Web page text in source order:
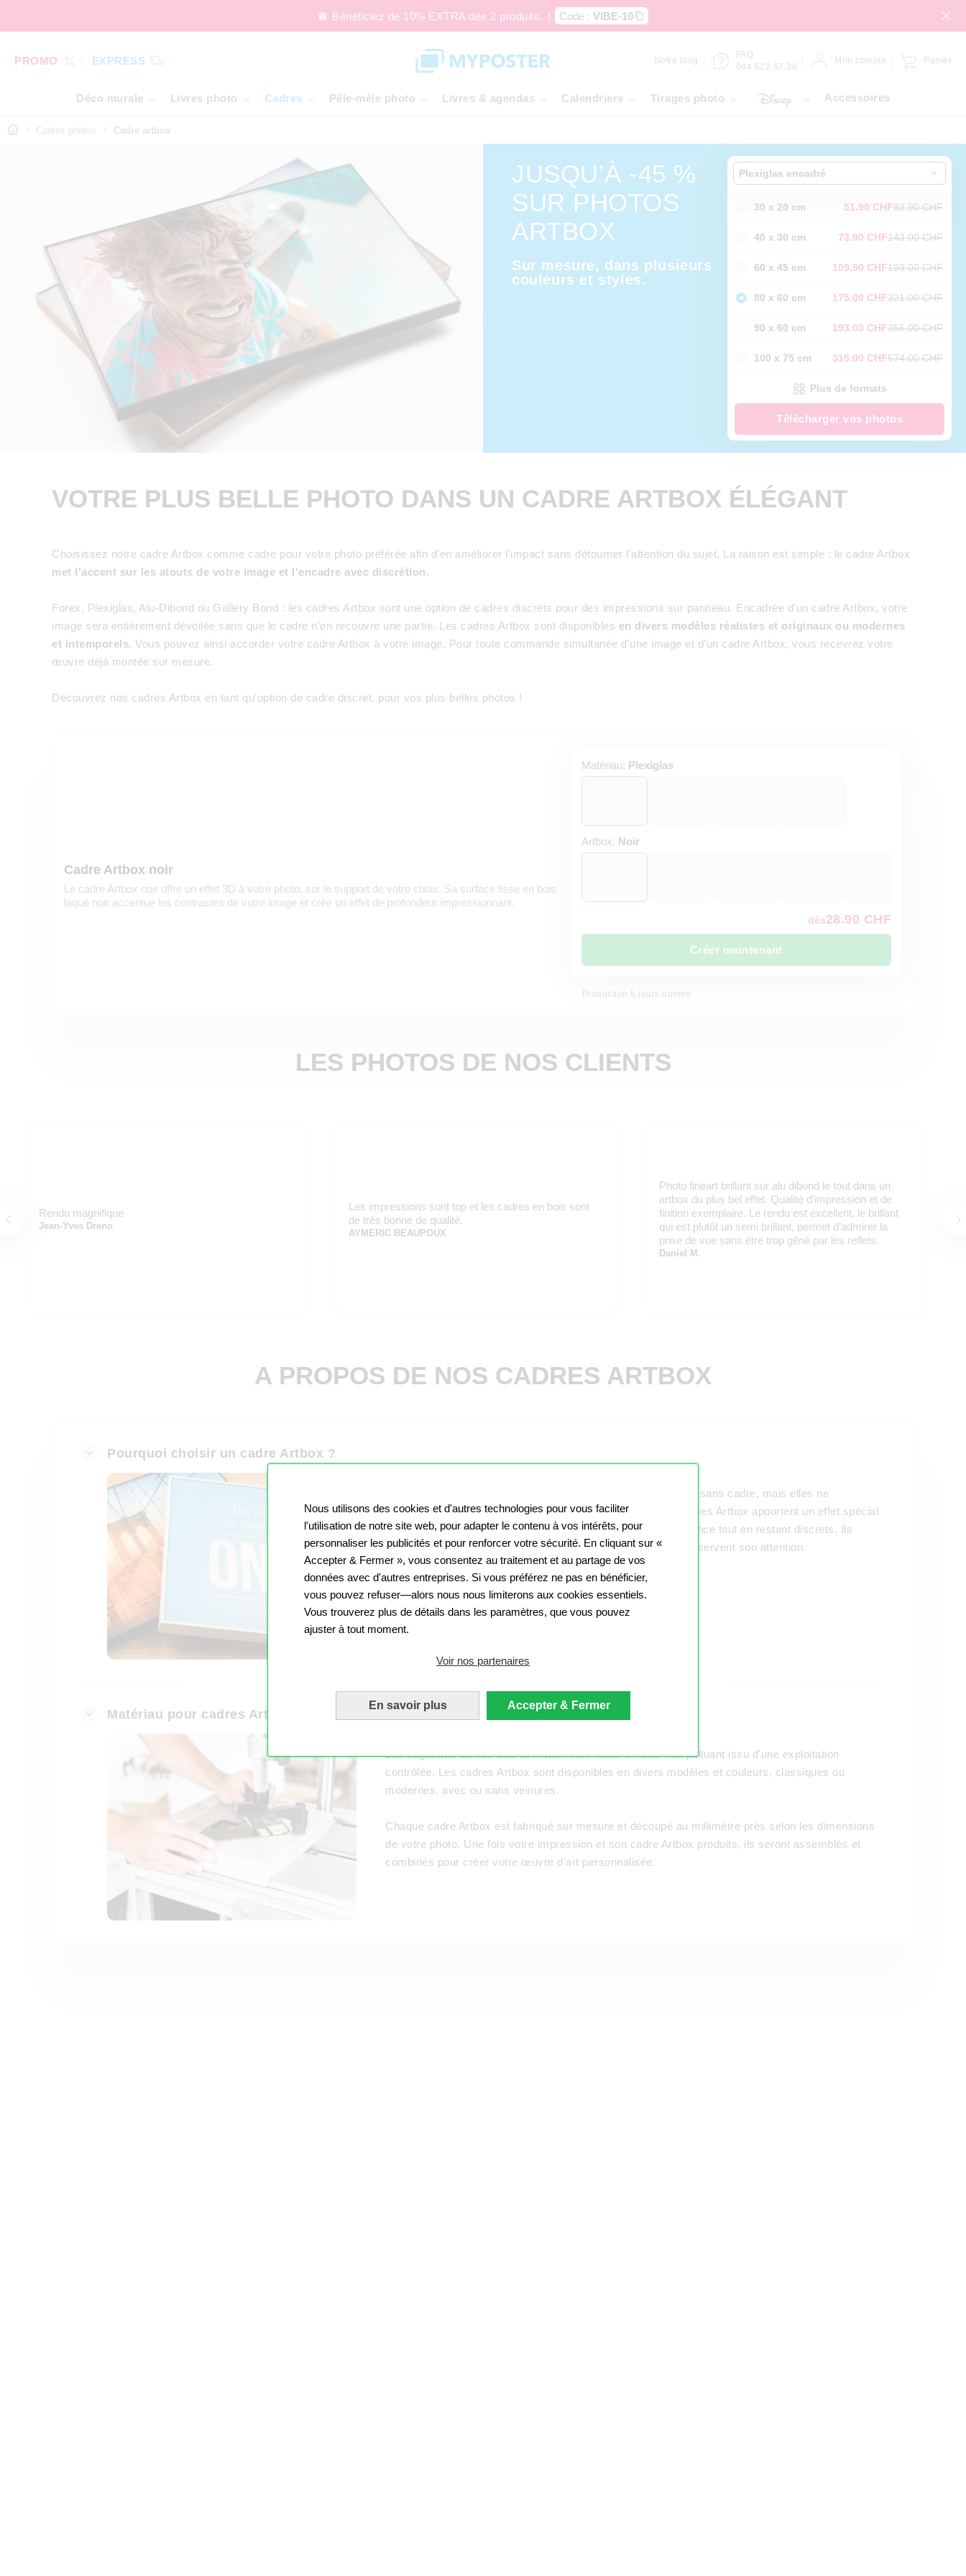
Nous utilisons des cookies et d'autres technologies pour vous faciliter
l'utilisation de notre site web, pour adapter le contenu à vos intérêts, pour
personnaliser les publicités et pour renforcer votre sécurité. En cliquant sur «
Accepter & Fermer », vous consentez au traitement et au partage de vos
données avec d'autres entreprises. Si vous préférez ne pas en bénéficier,
vous pouvez refuser—alors nous nous limiterons aux cookies essentiels.
Vous trouverez plus de détails dans les paramètres, que vous pouvez
ajuster à tout moment.
Voir nos partenaires
En savoir plus Accepter & Fermer
🪩 Bénéficiez de 10% EXTRA dès 2 produits. | Code : VIBE-10
PROMO EXPRESS Notre blog
FAQ
044 522 67 38
Mon compte Panier
Déco murale Livres photo Cadres Pêle-mêle photo Livres & agendas Calendriers Tirages photo Accessoires
Cadres photos Cadre artbox
JUSQU’À -45 %
SUR PHOTOS
ARTBOX
Sur mesure, dans plusieurs
couleurs et styles.
Plexiglas encadré
30 x 20 cm 51.90 CHF93.90 CHF
40 x 30 cm 73.90 CHF143.00 CHF
60 x 45 cm 109.90 CHF193.00 CHF
80 x 60 cm 175.00 CHF321.00 CHF
90 x 60 cm 193.00 CHF356.00 CHF
100 x 75 cm 315.00 CHF574.00 CHF
Plus de formats
Télécharger vos photos
VOTRE PLUS BELLE PHOTO DANS UN CADRE ARTBOX ÉLÉGANT
Choisissez notre cadre Artbox comme cadre pour votre photo préférée afin d'en améliorer l'impact sans détourner l'attention du sujet. La raison est simple : le cadre Artbox
met l'accent sur les atouts de votre image et l'encadre avec discrétion.
Forex, Plexiglas, Alu-Dibond ou Gallery Bond : les cadres Artbox sont une option de cadres discrets pour des impressions sur panneau. Encadrée d'un cadre Artbox, votre
image sera entièrement dévoilée sans que le cadre n'en recouvre une partie. Les cadres Artbox sont disponibles en divers modèles réalistes et originaux ou modernes
et intemporels. Vous pouvez ainsi accorder votre cadre Artbox à votre image. Pour toute commande simultanée d'une image et d'un cadre Artbox, vous recevrez votre
œuvre déjà montée sur mesure.
Découvrez nos cadres Artbox en tant qu'option de cadre discret, pour vos plus belles photos !
Cadre Artbox noir
Le cadre Artbox noir offre un effet 3D à votre photo, sur le support de votre choix. Sa surface lisse en bois
laqué noir accentue les contrastes de votre image et crée un effet de profondeur impressionnant.
Matériau: Plexiglas
Artbox: Noir
dès28.90 CHF
Créer maintenant
Production 5 jours ouvrés
LES PHOTOS DE NOS CLIENTS
Rendu magnifique
Jean-Yves Dreno
Les impressions sont top et les cadres en bois sont
de très bonne de qualité.
AYMERIC BEAUPOUX
Photo fineart brillant sur alu dibond le tout dans un
artbox du plus bel effet. Qualité d’impression et de
finition exemplaire. Le rendu est excellent, le brillant
qui est plutôt un semi brillant, permet d’admirer la
prise de vue sans être trop gêné par les reflets.
Daniel M.
A PROPOS DE NOS CADRES ARTBOX
Pourquoi choisir un cadre Artbox ?
Les impressions sur panneau peuvent certes être accrochées sans cadre, mais elles ne
provoquent leur impact optimal qu'avec le bon cadre ! Les cadres Artbox apportent un effet spécial
à l'ensemble de l'œuvre. Ils encadrent votre image avec élégance tout en restant discrets. Ils
attirent automatiquement l'œil du spectateur sur l'image et conservent son attention.
Matériau pour cadres Artbox
Les baguettes de nos cadres Artbox sont faites en bois non polluant issu d'une exploitation
contrôlée. Les cadres Artbox sont disponibles en divers modèles et couleurs, classiques ou
modernes, avec ou sans veinures.
Chaque cadre Artbox est fabriqué sur mesure et découpé au millimètre près selon les dimensions
de votre photo. Une fois votre impression et son cadre Artbox produits, ils seront assemblés et
combinés pour créer votre œuvre d'art personnalisée.